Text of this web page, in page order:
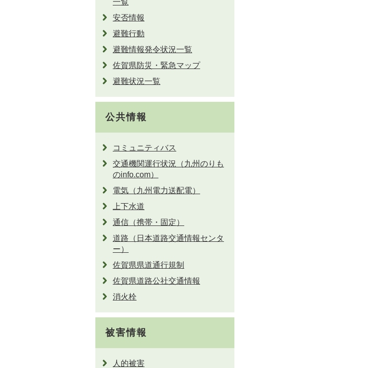
一覧
安否情報
避難行動
避難情報発令状況一覧
佐賀県防災・緊急マップ
避難状況一覧
公共情報
コミュニティバス
交通機関運行状況（九州のりも
のinfo.com）
電気（九州電力送配電）
上下水道
通信（携帯・固定）
道路（日本道路交通情報センタ
ー）
佐賀県県道通行規制
佐賀県道路公社交通情報
消火栓
被害情報
人的被害